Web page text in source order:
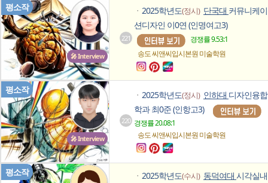
🎤 Interview
평소작
221
ㆍ 2025학년도(정시) 단국대 커뮤니케이
션디자인 이0연 (인명여고3)
경쟁률 9.53:1
송도 씨앤씨입시본원미술학원
🎤 Interview
평소작
220
ㆍ 2025학년도(정시) 인하대 디자인융합
학과 최0준 (인항고3)
경쟁률 20.08:1
송도 씨앤씨입시본원미술학원
평소작 ㆍ 2025학년도(수시) 동덕여대 시각실내